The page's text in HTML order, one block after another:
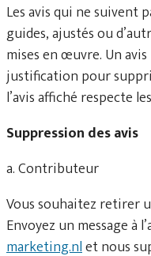
Les avis qui ne suivent
guides, ajustés ou
mises en œuvre. Un
justification pour
l’avis affiché respecte
Suppression des avis
a. Contributeur
Vous souhaitez retirer
Envoyez un message à
marketing.nlet nous